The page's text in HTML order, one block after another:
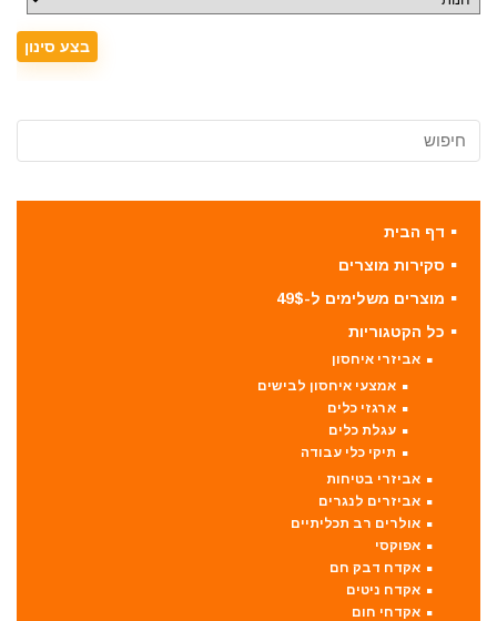
דף הבית
סקירות מוצרים
מוצרים משלימים ל-49$
כל הקטגוריות
אביזרי איחסון
אמצעי איחסון לבישים
ארגזי כלים
עגלת כלים
תיקי כלי עבודה
אביזרי בטיחות
אביזרים לנגרים
אולרים רב תכליתיים
אפוקסי
אקדח דבק חם
אקדח ניטים
אקדחי חום